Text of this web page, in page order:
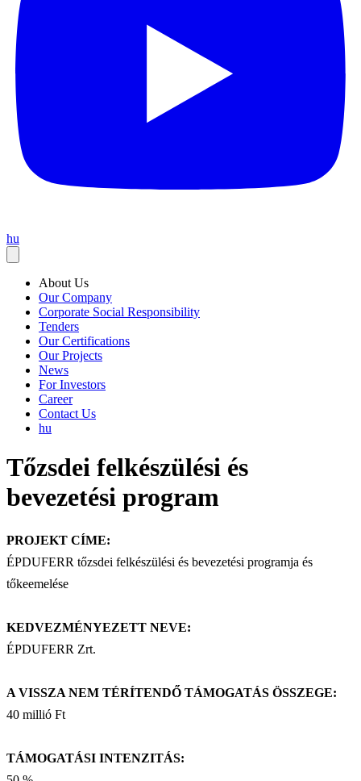
hu
About Us
Our Company
Corporate Social Responsibility
Tenders
Our Certifications
Our Projects
News
For Investors
Career
Contact Us
hu
Tőzsdei felkészülési és
bevezetési program
PROJEKT CÍME:
ÉPDUFERR tőzsdei felkészülési és bevezetési programja és
tőkeemelése
KEDVEZMÉNYEZETT NEVE:
ÉPDUFERR Zrt.
A VISSZA NEM TÉRÍTENDŐ TÁMOGATÁS ÖSSZEGE:
40 millió Ft
TÁMOGATÁSI INTENZITÁS: